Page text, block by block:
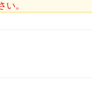
い。